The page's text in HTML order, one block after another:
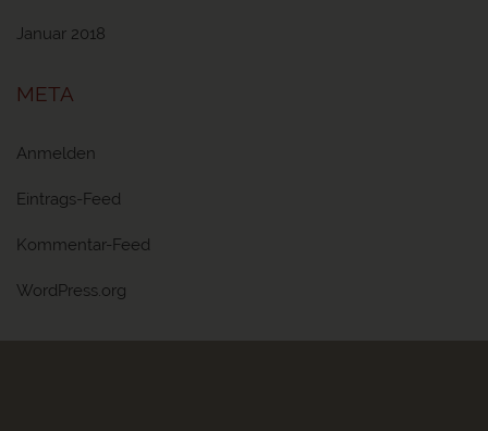
Januar 2018
META
Anmelden
Eintrags-Feed
Kommentar-Feed
WordPress.org